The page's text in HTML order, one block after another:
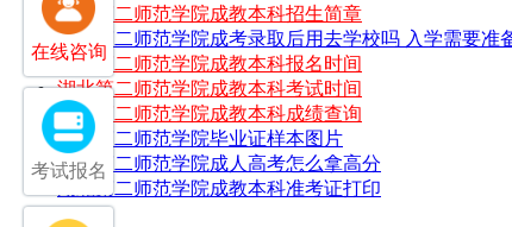
湖北第二师范学院成教本科招生简章
湖北第二师范学院成考录取后用去学校吗 入学需要准
湖北第二师范学院成教本科报名时间
湖北第二师范学院成教本科考试时间
湖北第二师范学院成教本科成绩查询
湖北第二师范学院毕业证样本图片
湖北第二师范学院成人高考怎么拿高分
湖北第二师范学院成教本科准考证打印
在线咨询
考试报名